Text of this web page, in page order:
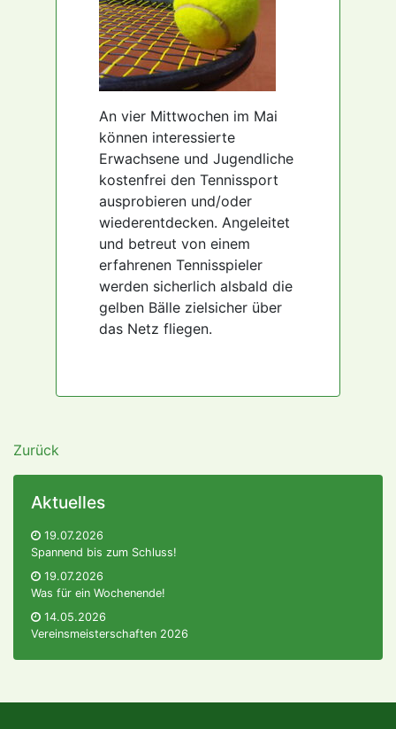
An vier Mittwochen im Mai
können interessierte
Erwachsene und Jugendliche
kostenfrei den Tennissport
ausprobieren und/oder
wiederentdecken. Angeleitet
und betreut von einem
erfahrenen Tennisspieler
werden sicherlich alsbald die
gelben Bälle zielsicher über
das Netz fliegen.
Zurück
Aktuelles
19.07.2026
Spannend bis zum Schluss!
19.07.2026
Was für ein Wochenende!
14.05.2026
Vereinsmeisterschaften 2026